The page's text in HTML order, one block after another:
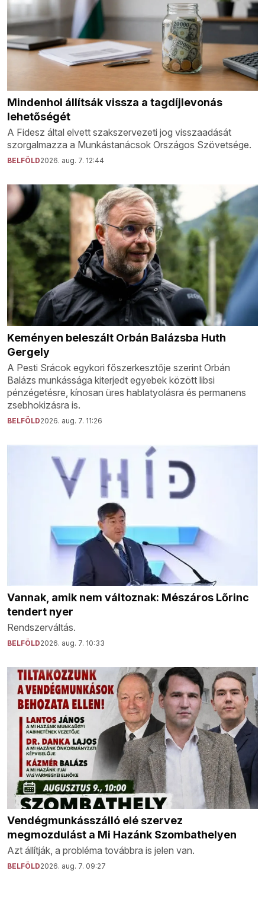
Mindenhol állítsák vissza a tagdíjlevonás
lehetőségét
A Fidesz által elvett szakszervezeti jog visszaadását
szorgalmazza a Munkástanácsok Országos Szövetsége.
BELFÖLD2026. aug. 7. 12:44
Keményen beleszált Orbán Balázsba Huth
Gergely
A Pesti Srácok egykori főszerkesztője szerint Orbán
Balázs munkássága kiterjedt egyebek között libsi
pénzégetésre, kínosan üres hablatyolásra és permanens
zsebhokizásra is.
BELFÖLD2026. aug. 7. 11:26
Vannak, amik nem változnak: Mészáros Lőrinc
tendert nyer
Rendszerváltás.
BELFÖLD2026. aug. 7. 10:33
Vendégmunkásszálló elé szervez
megmozdulást a Mi Hazánk Szombathelyen
Azt állítják, a probléma továbbra is jelen van.
BELFÖLD2026. aug. 7. 09:27